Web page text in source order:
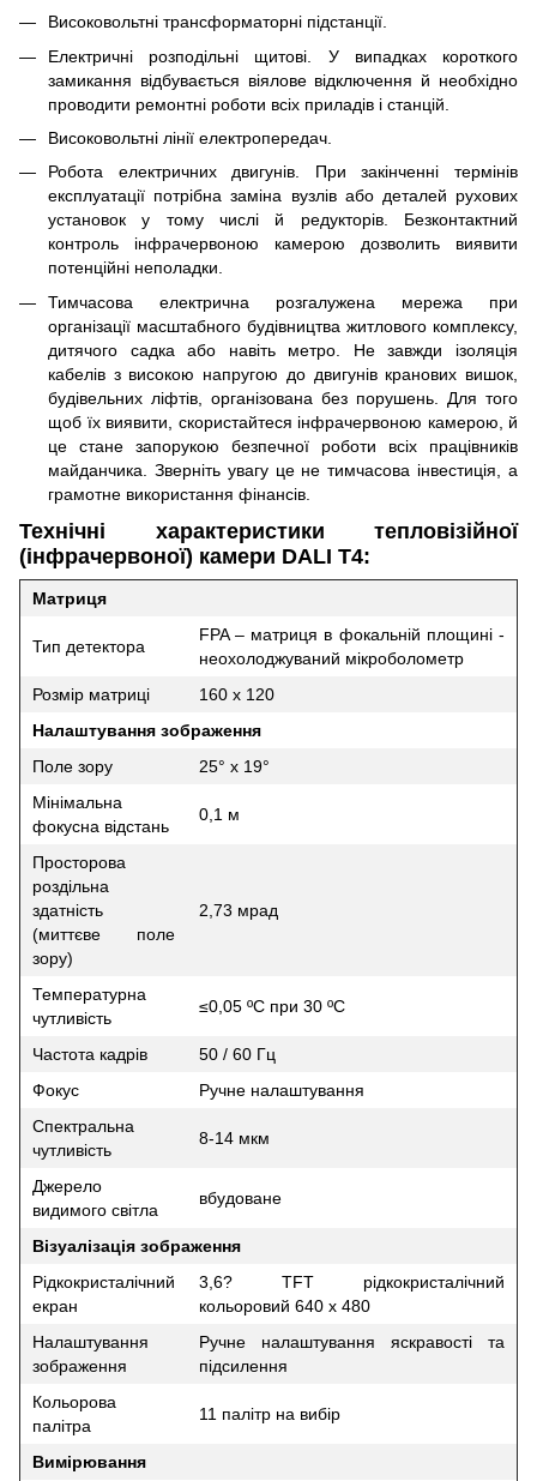
Високовольтні трансформаторні підстанції.
Електричні розподільні щитові. У випадках короткого
замикання відбувається віялове відключення й необхідно
проводити ремонтні роботи всіх приладів і станцій.
Високовольтні лінії електропередач.
Робота електричних двигунів. При закінченні термінів
експлуатації потрібна заміна вузлів або деталей рухових
установок у тому числі й редукторів. Безконтактний
контроль інфрачервоною камерою дозволить виявити
потенційні неполадки.
Тимчасова електрична розгалужена мережа при
організації масштабного будівництва житлового комплексу,
дитячого садка або навіть метро. Не завжди ізоляція
кабелів з високою напругою до двигунів кранових вишок,
будівельних ліфтів, організована без порушень. Для того
щоб їх виявити, скористайтеся інфрачервоною камерою, й
це стане запорукою безпечної роботи всіх працівників
майданчика. Зверніть увагу це не тимчасова інвестиція, а
грамотне використання фінансів.
Технічні характеристики тепловізійної
(інфрачервоної) камери DALI T4:
Матриця
Тип детектора
FPA – матриця в фокальній площині -
неохолоджуваний мікроболометр
Розмір матриці
160 х 120
Налаштування зображення
Поле зору
25° х 19°
Мінімальна
фокусна відстань
0,1 м
Просторова
роздільна
здатність
(миттєве поле
зору)
2,73 мрад
Температурна
чутливість
≤0,05 ºС при 30 ºС
Частота кадрів
50 / 60 Гц
Фокус
Ручне налаштування
Спектральна
чутливість
8-14 мкм
Джерело
видимого світла
вбудоване
Візуалізація зображення
Рідкокристалічний
екран
3,6? TFT рідкокристалічний
кольоровий 640 х 480
Налаштування
зображення
Ручне налаштування яскравості та
підсилення
Кольорова
палітра
11 палітр на вибір
Вимірювання